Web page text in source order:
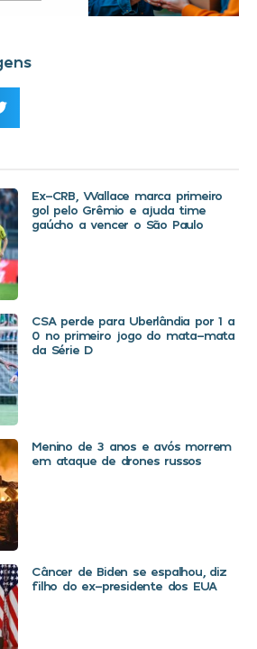
Ex-CRB, Wallace marca primeiro
gol pelo Grêmio e ajuda time
gaúcho a vencer o São Paulo
CSA perde para Uberlândia por 1 a
0 no primeiro jogo do mata-mata
da Série D
Menino de 3 anos e avós morrem
em ataque de drones russos
Câncer de Biden se espalhou, diz
filho do ex-presidente dos EUA